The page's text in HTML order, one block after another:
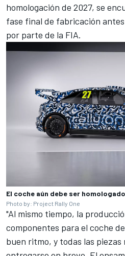
homologación de 2027, se
fase final de fabricación
por parte de la FIA.
El coche aún debe ser
Photo by: Project Rally One
"Al mismo tiempo, la
componentes para el coche
buen ritmo, y todas las